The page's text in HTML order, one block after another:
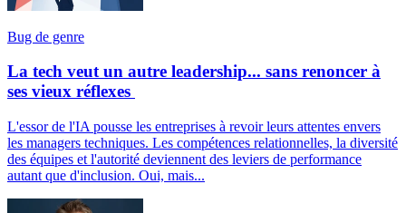
Bug de genre
La tech veut un autre leadership... sans renoncer à
ses vieux réflexes
L'essor de l'IA pousse les entreprises à revoir leurs attentes envers
les managers techniques. Les compétences relationnelles, la diversité
des équipes et l'autorité deviennent des leviers de performance
autant que d'inclusion. Oui, mais...